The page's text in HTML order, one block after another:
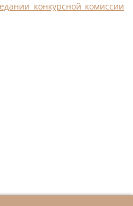
конкурсной комиссии